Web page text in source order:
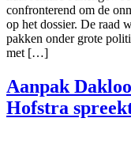
confronterend om de
op het dossier. De raad
pakken onder grote
met […]
Aanpak
Hofstra